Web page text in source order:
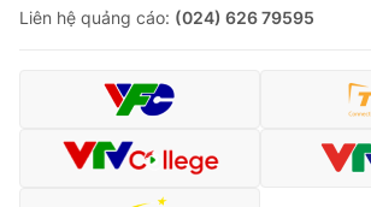
Liên hệ quảng cáo: (024) 626 79595